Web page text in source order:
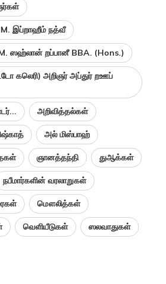
இப்றாஹீம் நத்வீ
ஸஹ்லான் றப்பானீ BBA. (Hons.)
கலெரி) அறிஞர் அப்துர் றஊப்
அறிவித்தல்கள்
அல் மிஸ்பாஹ்
ஞானத்தந்தி துஆக்கள்
நபீமார்களின் வரலாறுகள்
மௌலித்கள்
வெளியீடுகள் ஸலவாதுகள்